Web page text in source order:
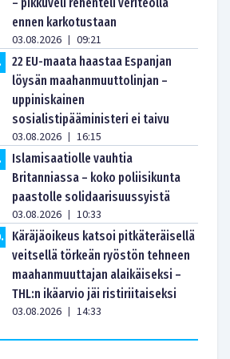
ennen karkotustaan
03.08.2026 | 09:21
22 EU-maata haastaa Espanjan
löysän maahanmuuttolinjan –
uppiniskainen
sosialistipääministeri ei taivu
03.08.2026 | 16:15
Islamisaatiolle vauhtia
Britanniassa – koko poliisikunta
paastolle solidaarisuussyistä
03.08.2026 | 10:33
.
Käräjäoikeus katsoi pitkäteräisellä
veitsellä törkeän ryöstön tehneen
maahanmuuttajan alaikäiseksi –
THL:n ikäarvio jäi ristiriitaiseksi
03.08.2026 | 14:33